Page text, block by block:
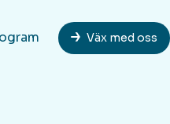
Väx med oss